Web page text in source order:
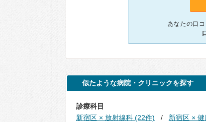
あなたの口
似たような病院・クリニックを探す
診療科目
新宿区 × 放射線科 (22件)
新宿区 ×